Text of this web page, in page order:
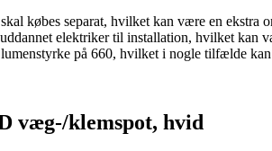
købes separat, hvilket kan være en ekstra
elektriker til installation, hvilket kan
lumenstyrke på 660, hvilket i nogle tilfælde
væg-/klemspot, hvid